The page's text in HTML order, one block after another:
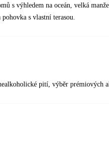
s výhledem na oceán, velká
pohovka s vlastní terasou.
pití, výběr prémiových